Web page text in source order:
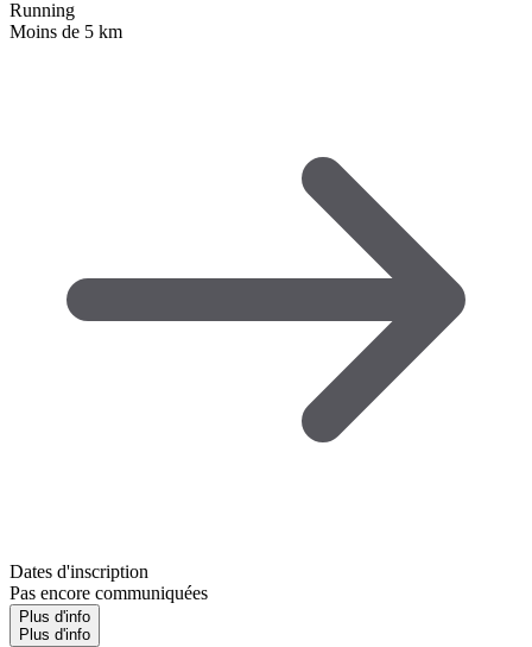
Running
Moins de 5 km
Dates d'inscription
Pas encore communiquées
Plus d'info
Plus d'info